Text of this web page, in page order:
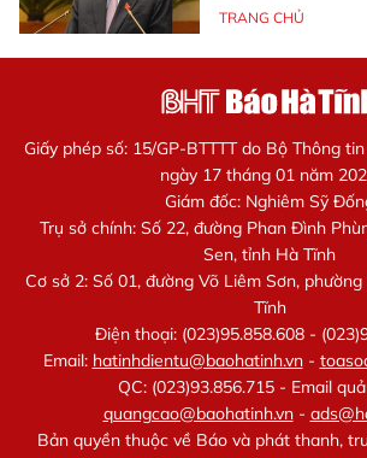
TRANG CHỦ
Giấy phép số: 15/GP-BTTTT do Bộ Thông
ngày 17 tháng 01 năm
Giám đốc: Nghiêm Sỹ
Trụ sở chính: Số 22, đường Phan Đình
Sen, tỉnh Hà Tĩnh
Cơ sở 2: Số 01, đường Võ Liêm Sơn,
Tĩnh
Điện thoại: (023)95.858.608 -
Email: hatinhdientu@baohatinh.vn-
QC: (023)93.856.715 - Email
quangcao@baohatinh.vn-
Bản quyền thuộc về Báo và phát thanh,